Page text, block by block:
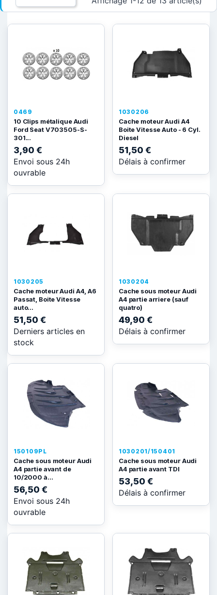
0469
10 Clips métalique Audi
Ford Seat V703505-S-
301...
3,90 €
Envoi sous 24h
ouvrable
1030206
Cache moteur Audi A4
Boite Vitesse Auto - 6 Cyl.
Diesel
51,50 €
Délais à confirmer
1030205
Cache moteur Audi A4, A6
Passat, Boite Vitesse
auto...
51,50 €
Derniers articles en
stock
1030204
Cache sous moteur Audi
A4 partie arriere (sauf
quatro)
49,90 €
Délais à confirmer
150109PL
Cache sous moteur Audi
A4 partie avant de
10/2000 à...
56,50 €
Envoi sous 24h
ouvrable
1030201/150401
Cache sous moteur Audi
A4 partie avant TDI
53,50 €
Délais à confirmer